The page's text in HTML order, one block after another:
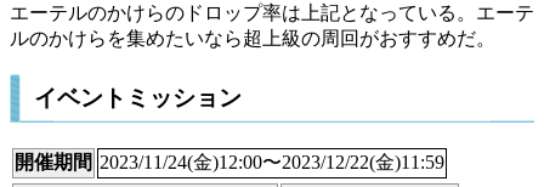
エーテルのかけらのドロップ率は上記となっている。エーテ
ルのかけらを集めたいなら超上級の周回がおすすめだ。
イベントミッション
開催期間 2023/11/24(金)12:00〜2023/12/22(金)11:59